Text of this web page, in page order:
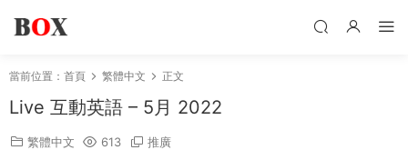
當前位置： 首頁 繁體中文 正文
Live 互動英語 – 5月 2022
繁體中文 613 推廣